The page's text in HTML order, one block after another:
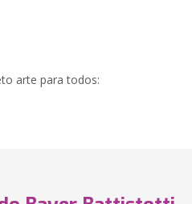
arte para todos: